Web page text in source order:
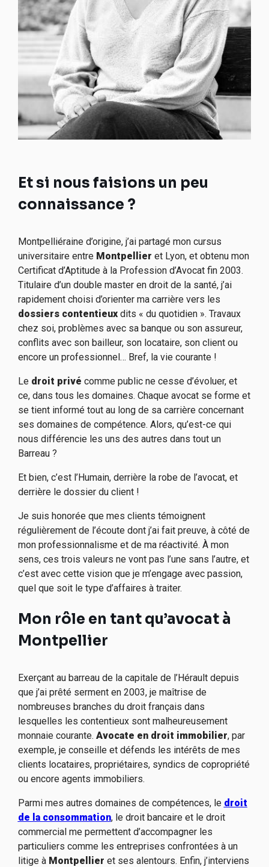
Et si nous faisions un peu
connaissance ?
Montpelliéraine d’origine, j’ai partagé mon cursus
universitaire entre Montpellier et Lyon, et obtenu mon
Certificat d’Aptitude à la Profession d’Avocat fin 2003.
Titulaire d’un double master en droit de la santé, j’ai
rapidement choisi d’orienter ma carrière vers les
dossiers contentieux dits « du quotidien ». Travaux
chez soi, problèmes avec sa banque ou son assureur,
conflits avec son bailleur, son locataire, son client ou
encore un professionnel… Bref, la vie courante !
Le droit privé comme public ne cesse d’évoluer, et
ce, dans tous les domaines. Chaque avocat se forme et
se tient informé tout au long de sa carrière concernant
ses domaines de compétence. Alors, qu’est-ce qui
nous différencie les uns des autres dans tout un
Barreau ?
Et bien, c’est l’Humain, derrière la robe de l’avocat, et
derrière le dossier du client !
Je suis honorée que mes clients témoignent
régulièrement de l’écoute dont j’ai fait preuve, à côté de
mon professionnalisme et de ma réactivité. À mon
sens, ces trois valeurs ne vont pas l’une sans l’autre, et
c’est avec cette vision que je m’engage avec passion,
quel que soit le type d’affaires à traiter.
Mon rôle en tant qu’avocat à
Montpellier
Exerçant au barreau de la capitale de l’Hérault depuis
que j’ai prêté serment en 2003, je maîtrise de
nombreuses branches du droit français dans
lesquelles les contentieux sont malheureusement
monnaie courante. Avocate en droit immobilier, par
exemple, je conseille et défends les intérêts de mes
clients locataires, propriétaires, syndics de copropriété
ou encore agents immobiliers.
Parmi mes autres domaines de compétences, le droit
de la consommation, le droit bancaire et le droit
commercial me permettent d’accompagner les
particuliers comme les entreprises confrontées à un
litige à Montpellier et ses alentours. Enfin, j’interviens